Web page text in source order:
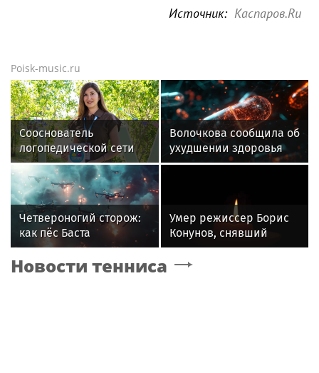
Источник: Каспаров.Ru
Poisk-music.ru
Сооснователь
логопедической сети
«Разноцветные
цыплята» выступила на
VK Fest
Волочкова сообщила об
ухудшении здоровья
отца Юрия Волочкова
Четвероногий сторож:
как пёс Баста
предупреждает бойцов
о дронах ВСУ
Умер режиссер Борис
Конунов, снявший
фильм «Вам
телеграмма»
Новости тенниса